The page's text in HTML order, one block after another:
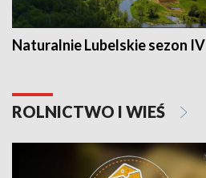
Naturalnie Lubelskie sezon IV
ROLNICTWO I WIEŚ